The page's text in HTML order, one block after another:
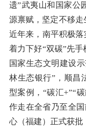
遗”武夷山和国家公
源禀赋，坚定不移
近年来，南平积极落
着力下好“双碳”先
国家生态文明建设
林生态银行”，顺昌
型案例，“碳汇+”“
作走在全省乃至全
心（福建）正式获